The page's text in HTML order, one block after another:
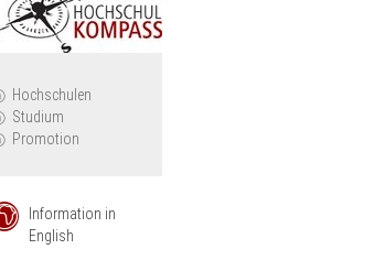
Hochschulen
Studium
Promotion
Information in
English